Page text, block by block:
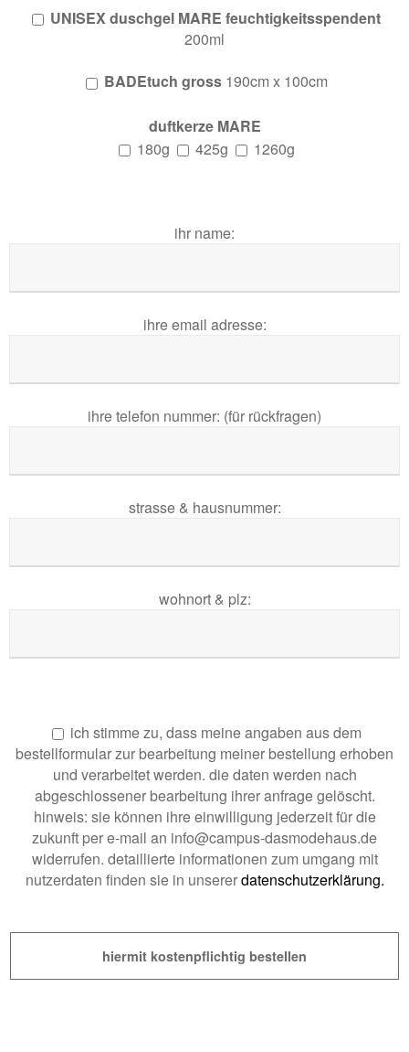
UNISEX duschgel MARE feuchtigkeitsspendent
200ml
BADEtuch gross190cm x 100cm
duftkerze MARE
180g
425g 1260g
ihr name:
ihre email adresse:
ihre telefon nummer: (für rückfragen)
strasse & hausnummer:
wohnort & plz:
ich stimme zu, dass meine angaben aus dem
bestellformular zur bearbeitung meiner bestellung erhoben
und verarbeitet werden. die daten werden nach
abgeschlossener bearbeitung ihrer anfrage gelöscht.
hinweis: sie können ihre einwilligung jederzeit für die
zukunft per e-mail an info@campus-dasmodehaus.de
widerrufen. detaillierte informationen zum umgang mit
nutzerdaten finden sie in unsererdatenschutzerklärung.